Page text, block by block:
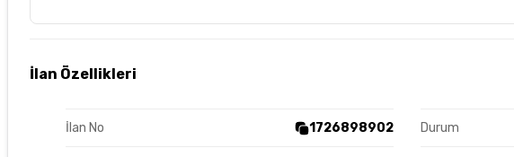
İlan Özellikleri
İlan No 1726898902 Durum